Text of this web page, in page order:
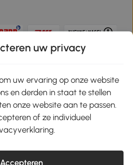
ontvang 10% korting!
Google Play
uw privacy
uw ervaring op onze website
en derden in staat te stellen
onze website aan te passen.
of ze individueel
Accepteren